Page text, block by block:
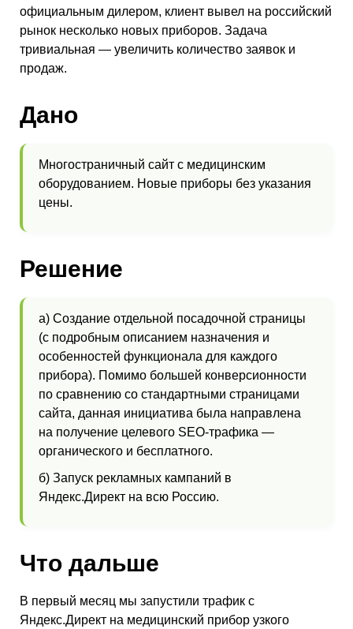
официальным дилером, клиент вывел на российский
рынок несколько новых приборов. Задача
тривиальная — увеличить количество заявок и
продаж.
Дано
Многостраничный сайт с медицинским
оборудованием. Новые приборы без указания
цены.
Решение
а) Создание отдельной посадочной страницы
(с подробным описанием назначения и
особенностей функционала для каждого
прибора). Помимо большей конверсионности
по сравнению со стандартными страницами
сайта, данная инициатива была направлена
на получение целевого SEO-трафика —
органического и бесплатного.
б) Запуск рекламных кампаний в
Яндекс.Директ на всю Россию.
Что дальше
В первый месяц мы запустили трафик с
Яндекс.Директ на медицинский прибор узкого